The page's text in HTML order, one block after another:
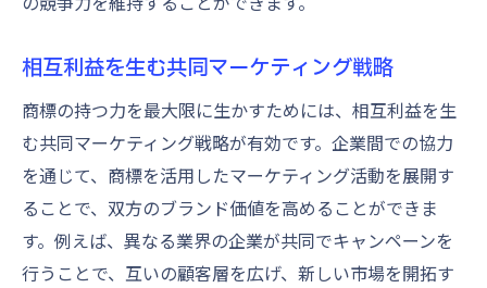
相互利益を生む共同マーケティング戦略
商標の持つ力を最大限に生かすためには、相互利益を生
む共同マーケティング戦略が有効です。企業間での協力
を通じて、商標を活用したマーケティング活動を展開す
ることで、双方のブランド価値を高めることができま
す。例えば、異なる業界の企業が共同でキャンペーンを
行うことで、互いの顧客層を広げ、新しい市場を開拓す